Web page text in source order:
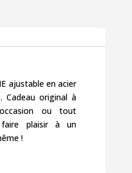
ajustable en acier
Cadeau original à
ou tout
faire plaisir à un
!